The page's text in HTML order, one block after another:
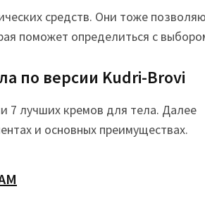
средств. Они тоже
поможет определиться с
по версии Kudri-Brovi
7 лучших кремов для тела. Далее
и основных преимуществах.